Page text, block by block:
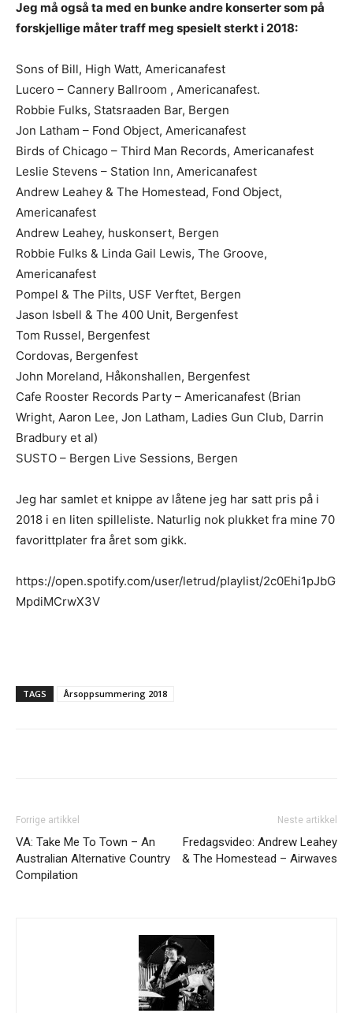
Jeg må også ta med en bunke andre konserter som på
forskjellige måter traff meg spesielt sterkt i 2018:
Sons of Bill, High Watt, Americanafest
Lucero – Cannery Ballroom , Americanafest.
Robbie Fulks, Statsraaden Bar, Bergen
Jon Latham – Fond Object, Americanafest
Birds of Chicago – Third Man Records, Americanafest
Leslie Stevens – Station Inn, Americanafest
Andrew Leahey & The Homestead, Fond Object,
Americanafest
Andrew Leahey, huskonsert, Bergen
Robbie Fulks & Linda Gail Lewis, The Groove,
Americanafest
Pompel & The Pilts, USF Verftet, Bergen
Jason Isbell & The 400 Unit, Bergenfest
Tom Russel, Bergenfest
Cordovas, Bergenfest
John Moreland, Håkonshallen, Bergenfest
Cafe Rooster Records Party – Americanafest (Brian
Wright, Aaron Lee, Jon Latham, Ladies Gun Club, Darrin
Bradbury et al)
SUSTO – Bergen Live Sessions, Bergen
Jeg har samlet et knippe av låtene jeg har satt pris på i
2018 i en liten spilleliste. Naturlig nok plukket fra mine 70
favorittplater fra året som gikk.
https://open.spotify.com/user/letrud/playlist/2c0Ehi1pJbG
MpdiMCrwX3V
TAGS Årsoppsummering 2018
Forrige artikkel
VA: Take Me To Town – An
Australian Alternative Country
Compilation
Neste artikkel
Fredagsvideo: Andrew Leahey
& The Homestead – Airwaves